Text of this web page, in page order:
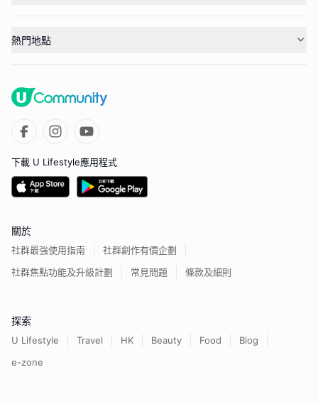
熱門地點
下載 U Lifestyle應用程式
關於
社群最強使用指南
社群創作有價企劃
社群焦點功能及升級計劃
常見問題 條款及細則
探索
U Lifestyle Travel HK Beauty Food
Blog
e-zone